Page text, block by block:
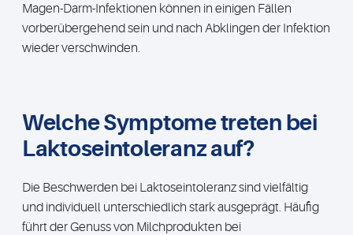
Magen-Darm-Infektionen können in einigen Fällen
vorberübergehend sein und nach Abklingen der Infektion
wieder verschwinden.
Welche Symptome treten bei
Laktoseintoleranz auf?
Die Beschwerden bei Laktoseintoleranz sind vielfältig
und individuell unterschiedlich stark ausgeprägt. Häufig
führt der Genuss von Milchprodukten bei